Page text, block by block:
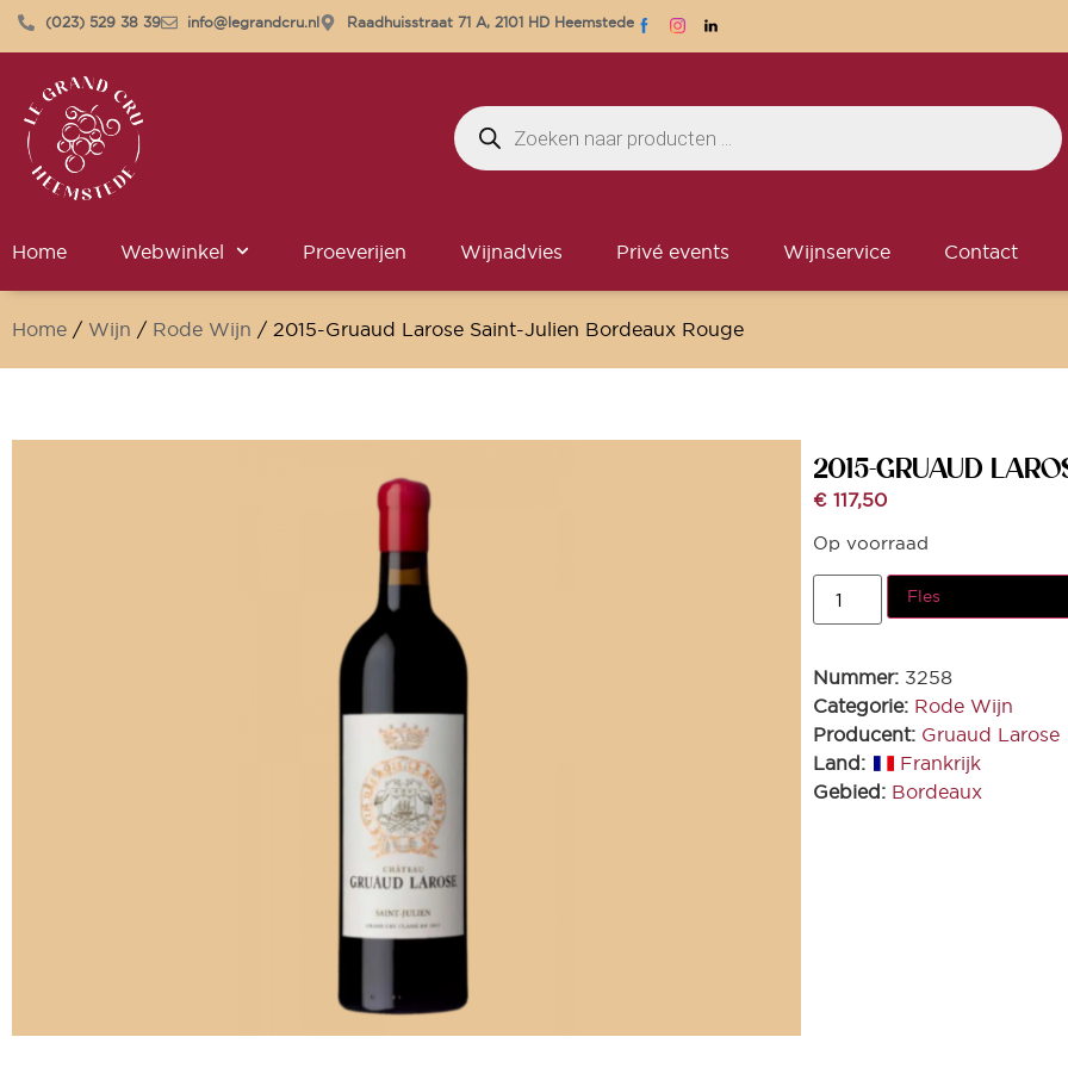
(023) 529 38 39 info@legrandcru.nl Raadhuisstraat 71 A, 2101 HD Heemstede
Home Webwinkel Proeverijen Wijnadvies Privé events Wijnservice Contact
Home / Wijn / Rode Wijn / 2015-Gruaud Larose Saint-Julien Bordeaux Rouge
2015-GRUAUD
€ 117,50
Op voorraad
Fles
Nummer: 3258
Categorie: Rode Wijn
Producent: Gruaud Larose
Land:
Frankrijk
Gebied: Bordeaux